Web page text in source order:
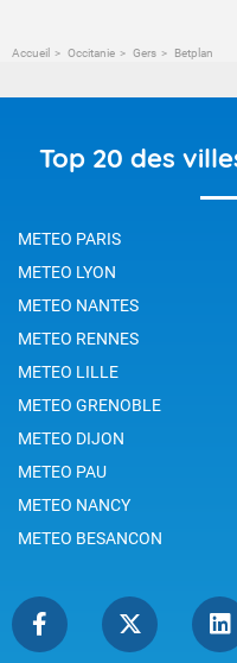
Accueil Occitanie Gers Betplan
Top 20 des
METEO PARIS
METEO LYON
METEO NANTES
METEO RENNES
METEO LILLE
METEO GRENOBLE
METEO DIJON
METEO PAU
METEO NANCY
METEO BESANCON